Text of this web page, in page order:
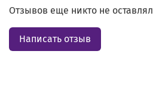
Отзывов еще никто не оставлял
Написать отзыв